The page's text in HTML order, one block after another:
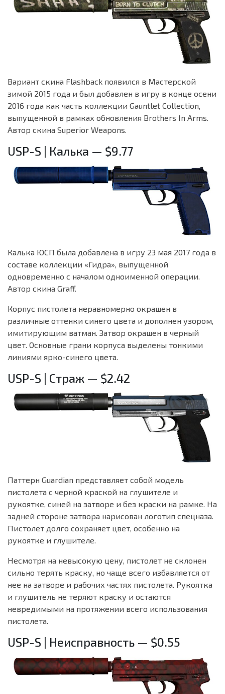
Вариант скина Flashback появился в Мастерской
зимой 2015 года и был добавлен в игру в конце осени
2016 года как часть коллекции Gauntlet Collection,
выпущенной в рамках обновления Brothers In Arms.
Автор скина Superior Weapons.
USP-S | Калька — $9.77
Калька ЮСП была добавлена ​​в игру 23 мая 2017 года в
составе коллекции «Гидра», выпущенной
одновременно с началом одноименной операции.
Автор скина Graff.
Корпус пистолета неравномерно окрашен в
различные оттенки синего цвета и дополнен узором,
имитирующим ватман. Затвор окрашен в черный
цвет. Основные грани корпуса выделены тонкими
линиями ярко-синего цвета.
USP-S | Страж — $2.42
Паттерн Guardian представляет собой модель
пистолета с черной краской на глушителе и
рукоятке, синей на затворе и без краски на рамке. На
задней стороне затвора нарисован логотип спецназа.
Пистолет долго сохраняет цвет, особенно на
рукоятке и глушителе.
Несмотря на невысокую цену, пистолет не склонен
сильно терять краску, но чаще всего избавляется от
нее на затворе и рабочих частях пистолета. Рукоятка
и глушитель не теряют краску и остаются
невредимыми на протяжении всего использования
пистолета.
USP-S | Неисправность — $0.55